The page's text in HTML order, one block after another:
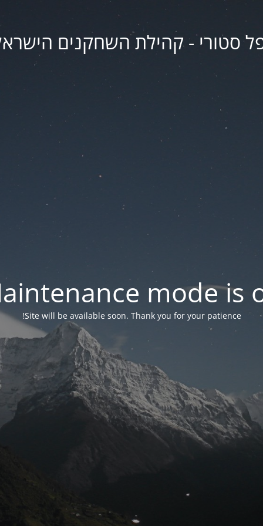
סטורי - קהילת השחקנים
mode is
Site will be available soon. Thank you for your patience!